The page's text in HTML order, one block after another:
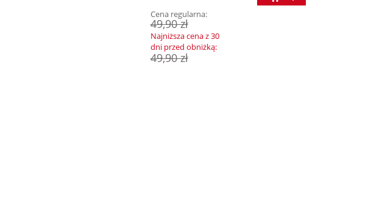
Cena regularna:
49,90 zł
Najniższa cena z 30
dni przed obniżką:
49,90 zł